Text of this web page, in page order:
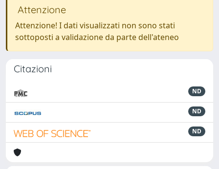
Attenzione
Attenzione! I dati visualizzati non sono stati
sottoposti a validazione da parte dell'ateneo
Citazioni
ND
ND
ND